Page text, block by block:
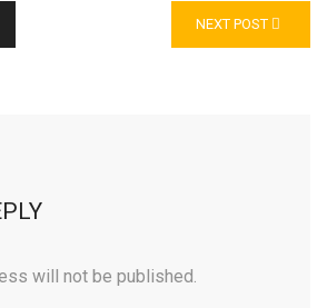
NEXT POST
will not be published.